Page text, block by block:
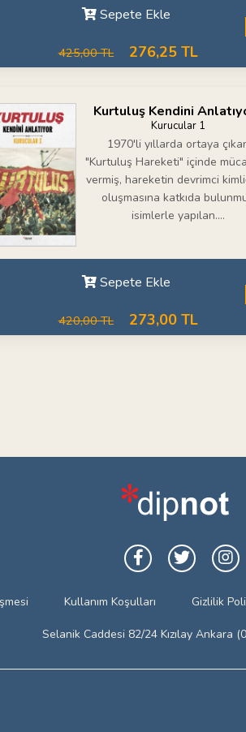
Sepete Ekle
425,00 TL 276,25 TL
Kurtuluş Kendini
Kurucular 1
1970'li yıllarda ortaya
"Kurtuluş Hareketi" içinde
vermiş, hareketin devrimci
oluşmasına katkıda
isimlerle yapılan....
Sepete Ekle
420,00 TL 273,00 TL
Kullanım Koşulları Gizlilik
Selanik Caddesi 82/24 Kızılay Ankara